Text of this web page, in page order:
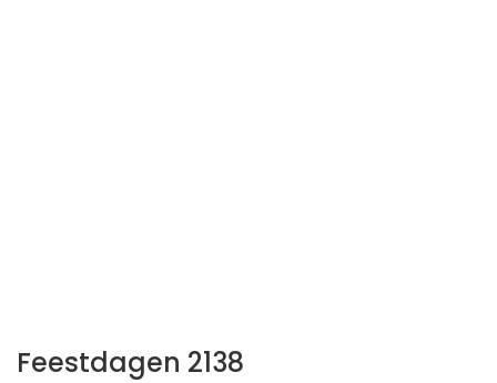
Feestdagen 2138